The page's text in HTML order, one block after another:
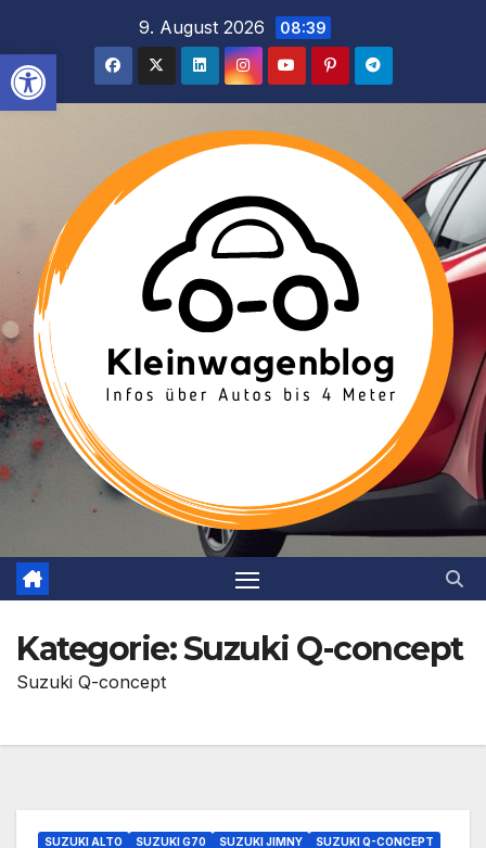
Werkzeugleiste öffnen
springen
9. August 2026 08:39
Kategorie:Suzuki Q-concept
Suzuki Q-concept
SUZUKI ALTO SUZUKI G70 SUZUKI JIMNY
SUZUKI Q-CONCEPT